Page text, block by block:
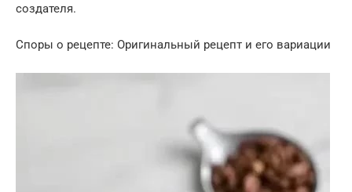
создателя.
Споры о рецепте: Оригинальный рецепт и его вариации